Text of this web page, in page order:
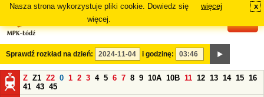
Nasza strona wykorzystuje pliki cookie. Dowiedz się
więcej.
więcej x
Sprawdź rozkład na dzień: i godzinę:
Z Z1 Z2 0 1 2 3 4 5 6 7 8 9 10A 10B 11 12 13 14 15 16
41 43 45